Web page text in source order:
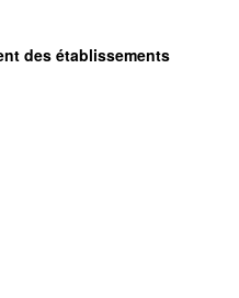
des établissements